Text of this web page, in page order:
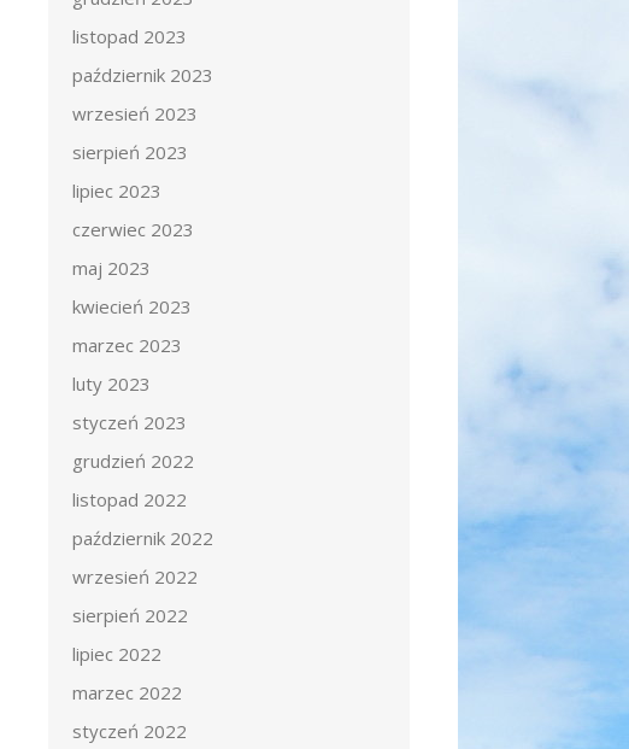
listopad 2023
październik 2023
wrzesień 2023
sierpień 2023
lipiec 2023
czerwiec 2023
maj 2023
kwiecień 2023
marzec 2023
luty 2023
styczeń 2023
grudzień 2022
listopad 2022
październik 2022
wrzesień 2022
sierpień 2022
lipiec 2022
marzec 2022
styczeń 2022